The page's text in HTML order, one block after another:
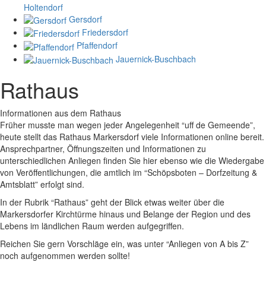
Holtendorf
Gersdorf
Friedersdorf
Pfaffendorf
Jauernick-Buschbach
Rathaus
Informationen aus dem Rathaus
Früher musste man wegen jeder Angelegenheit “uff de Gemeende”,
heute stellt das Rathaus Markersdorf viele Informationen online bereit.
Ansprechpartner, Öffnungszeiten und Informationen zu
unterschiedlichen Anliegen finden Sie hier ebenso wie die Wiedergabe
von Veröffentlichungen, die amtlich im “Schöpsboten – Dorfzeitung &
Amtsblatt” erfolgt sind.
In der Rubrik “Rathaus” geht der Blick etwas weiter über die
Markersdorfer Kirchtürme hinaus und Belange der Region und des
Lebens im ländlichen Raum werden aufgegriffen.
Reichen Sie gern Vorschläge ein, was unter “Anliegen von A bis Z”
noch aufgenommen werden sollte!